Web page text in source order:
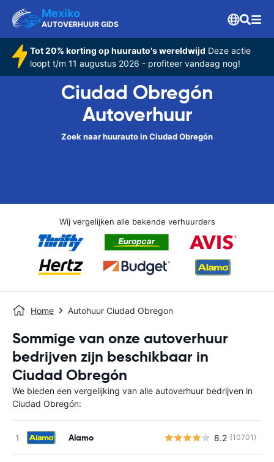
Mexiko
AUTOVERHUUR GIDS
Tot 20% korting op huurauto's wereldwijd Deze actie
loopt t/m 11 augustus 2026 - profiteer vandaag nog!
Ciudad Obregón
Autoverhuur
Zoek naar huurauto in Ciudad Obregón
Wij vergelijken alle bekende verhuurders
Home Autohuur Ciudad Obregon
Sommige van onze autoverhuur
bedrijven zijn beschikbaar in
Ciudad Obregón
We bieden een vergelijking van alle autoverhuur bedrijven in
Ciudad Obregón:
Alamo 8.2 (10701)